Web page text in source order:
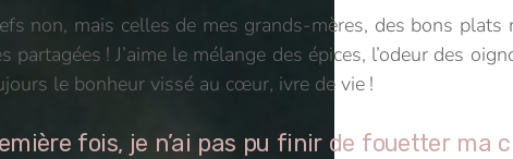
non, mais celles de mes grands-mères, des bons
partagées ! J’aime le mélange des épices, l’odeur des
le bonheur vissé au cœur, ivre de vie !
fois, je n’ai pas pu finir de fouetter ma